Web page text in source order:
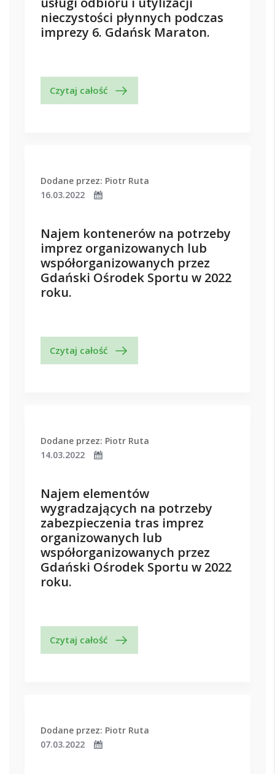
nieczystości płynnych podczas
imprezy 6. Gdańsk Maraton.
Czytaj całość
Dodane przez: Piotr Ruta
16.03.2022
Najem kontenerów na potrzeby
imprez organizowanych lub
współorganizowanych przez
Gdański Ośrodek Sportu w 2022
roku.
Czytaj całość
Dodane przez: Piotr Ruta
14.03.2022
Najem elementów
wygradzających na potrzeby
zabezpieczenia tras imprez
organizowanych lub
współorganizowanych przez
Gdański Ośrodek Sportu w 2022
roku.
Czytaj całość
Dodane przez: Piotr Ruta
07.03.2022